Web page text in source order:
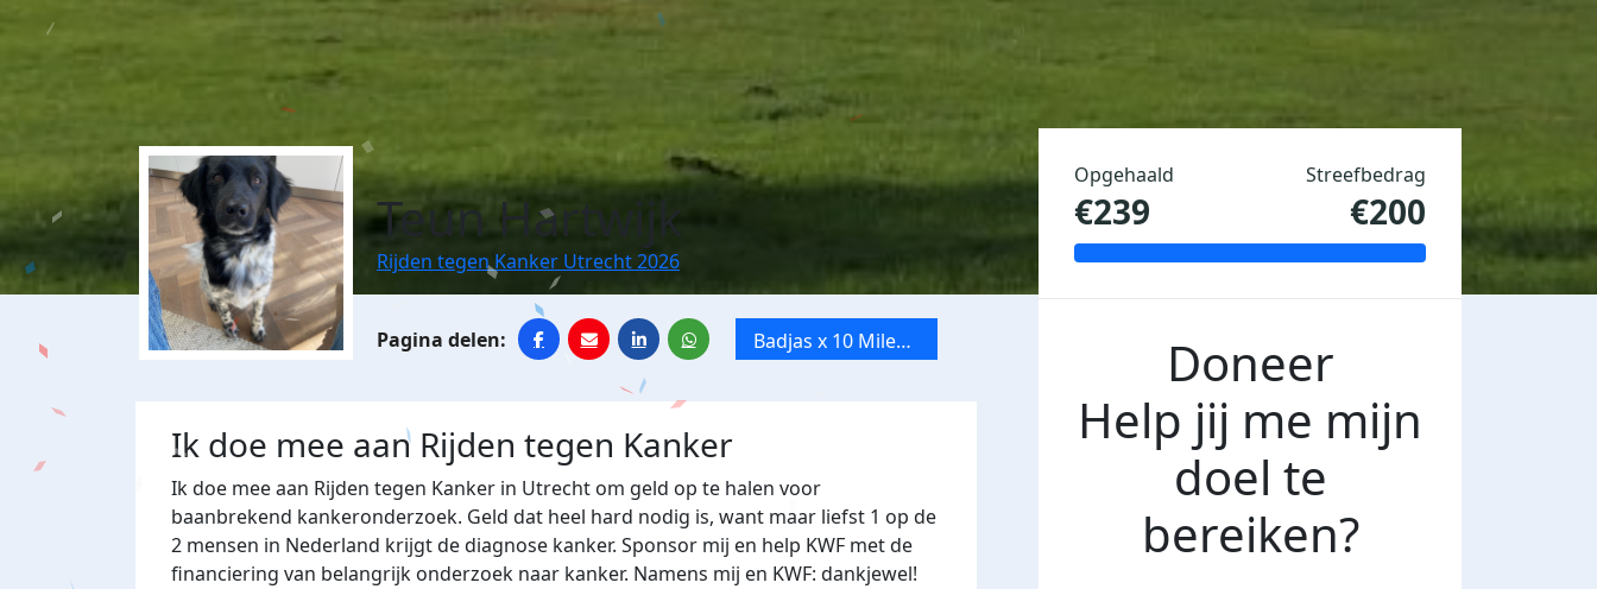
Teun Hartwijk
Rijden tegen Kanker Utrecht 2026
Badjas x 10 Mile
van Utrecht
Ik doe mee aan Rijden tegen Kanker
Ik doe mee aan Rijden tegen Kanker in Utrecht om geld op te halen voor
baanbrekend kankeronderzoek. Geld dat heel hard nodig is, want maar liefst 1 op de
2 mensen in Nederland krijgt de diagnose kanker. Sponsor mij en help KWF met de
financiering van belangrijk onderzoek naar kanker. Namens mij en KWF: dankjewel!
Opgehaald
€239
Streefbedrag
€200
Doneer
Help jij me mijn
doel te
bereiken?